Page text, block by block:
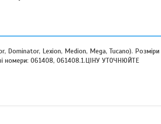
Dominator, Lexion, Medion, Mega, Tucano).
номери: 061408, 061408.1.ЦІНУ УТОЧНЮЙТЕ